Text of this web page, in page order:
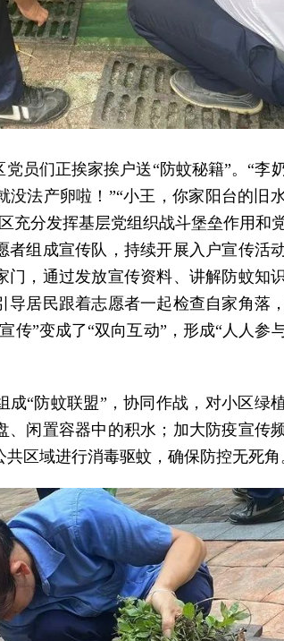
员们正挨家挨户送“防蚊秘籍”。“李
没法产卵啦！”“小王，你家阳台的旧
充分发挥基层党组织战斗堡垒作用和
者组成宣传队，持续开展入户宣传活
门，通过发放宣传资料、讲解防蚊知
导居民跟着志愿者一起检查自家角落
传”变成了“双向互动”，形成“人人参
成“防蚊联盟”，协同作战，对小区绿
、闲置容器中的积水；加大防疫宣传
区域进行消毒驱蚊，确保防控无死角